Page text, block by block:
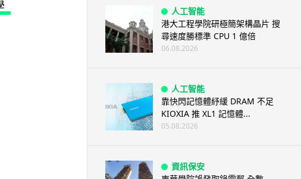
人工智能
港大工程學院研極簡架構晶片 搜
尋速度勝標準 CPU 1 億倍
06.08.2026
人工智能
靠快閃記憶體紓緩 DRAM 不足
KIOXIA 推 XL1 記憶體...
05.08.2026
資訊保安